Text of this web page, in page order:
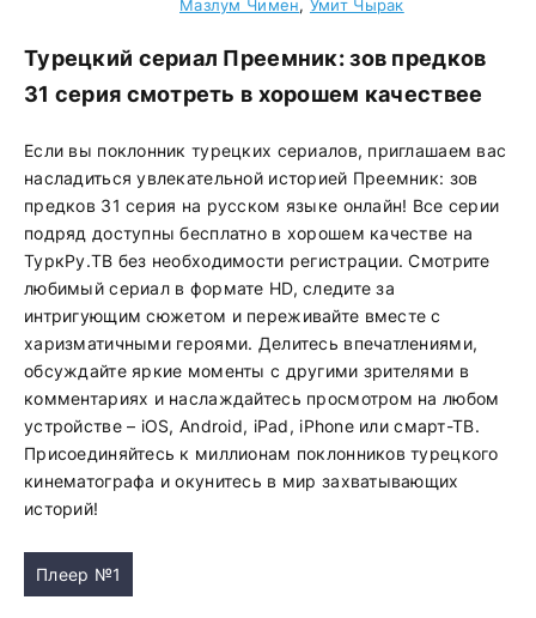
Мазлум Чимен, Умит Чырак
Турецкий сериал Преемник: зов предков
31 серия смотреть в хорошем качествее
Если вы поклонник турецких сериалов, приглашаем вас
насладиться увлекательной историей Преемник: зов
предков 31 серия на русском языке онлайн! Все серии
подряд доступны бесплатно в хорошем качестве на
ТуркРу.ТВ без необходимости регистрации. Смотрите
любимый сериал в формате HD, следите за
интригующим сюжетом и переживайте вместе с
харизматичными героями. Делитесь впечатлениями,
обсуждайте яркие моменты с другими зрителями в
комментариях и наслаждайтесь просмотром на любом
устройстве – iOS, Android, iPad, iPhone или смарт-ТВ.
Присоединяйтесь к миллионам поклонников турецкого
кинематографа и окунитесь в мир захватывающих
историй!
Плеер №1